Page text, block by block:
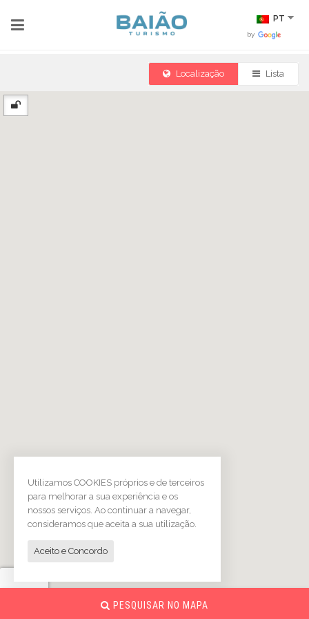
PT
by
Localização Lista
PESQUISAR NO MAPA
Utilizamos COOKIES próprios e de terceiros
para melhorar a sua experiência e os
nossos serviços. Ao continuar a navegar,
consideramos que aceita a sua utilização.
Aceito e Concordo